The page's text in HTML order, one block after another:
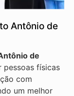
Antônio de
de
pessoas físicas
com
um melhor